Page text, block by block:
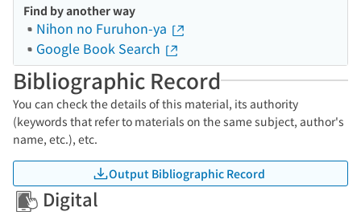
Find by another way
Nihon no Furuhon-ya
Google Book Search
Bibliographic Record
You can check the details of this material, its authority
(keywords that refer to materials on the same subject, author's
name, etc.), etc.
Output Bibliographic Record
Digital